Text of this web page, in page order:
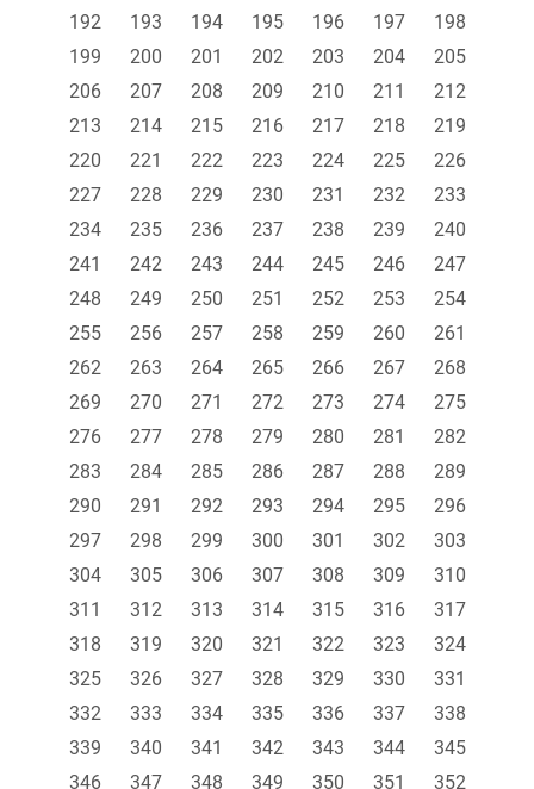
192
193 194 195 196 197
198
199
200 201 202 203 204
205
206
207 208 209 210 211
212
213
214 215 216 217 218
219
220
221 222 223 224 225
226
227
228 229 230 231 232
233
234
235 236 237 238 239
240
241
242 243 244 245 246
247
248
249 250 251 252 253
254
255
256 257 258 259 260
261
262
263 264 265 266 267
268
269
270 271 272 273 274
275
276
277 278 279 280 281
282
283
284 285 286 287 288
289
290
291 292 293 294 295
296
297
298 299 300 301 302
303
304
305 306 307 308 309
310
311
312 313 314 315 316
317
318
319 320 321 322 323
324
325
326 327 328 329 330
331
332
333 334 335 336 337
338
339
340 341 342 343 344
345
346
347 348 349 350 351
352